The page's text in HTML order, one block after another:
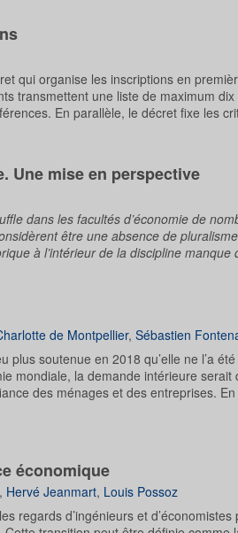
qui organise les inscriptions en
transmettent une liste de maximum
En parallèle, le décret fixe les
Une mise en perspective
dans les facultés d’économie de
être une absence de
à l’intérieur de la discipline
de Montpellier, Sébastien
plus soutenue en 2018 qu’elle ne l’a
mondiale, la demande intérieure
des ménages et des entreprises.
économique
, Hervé Jeanmart, Louis Possoz
regards d’ingénieurs et